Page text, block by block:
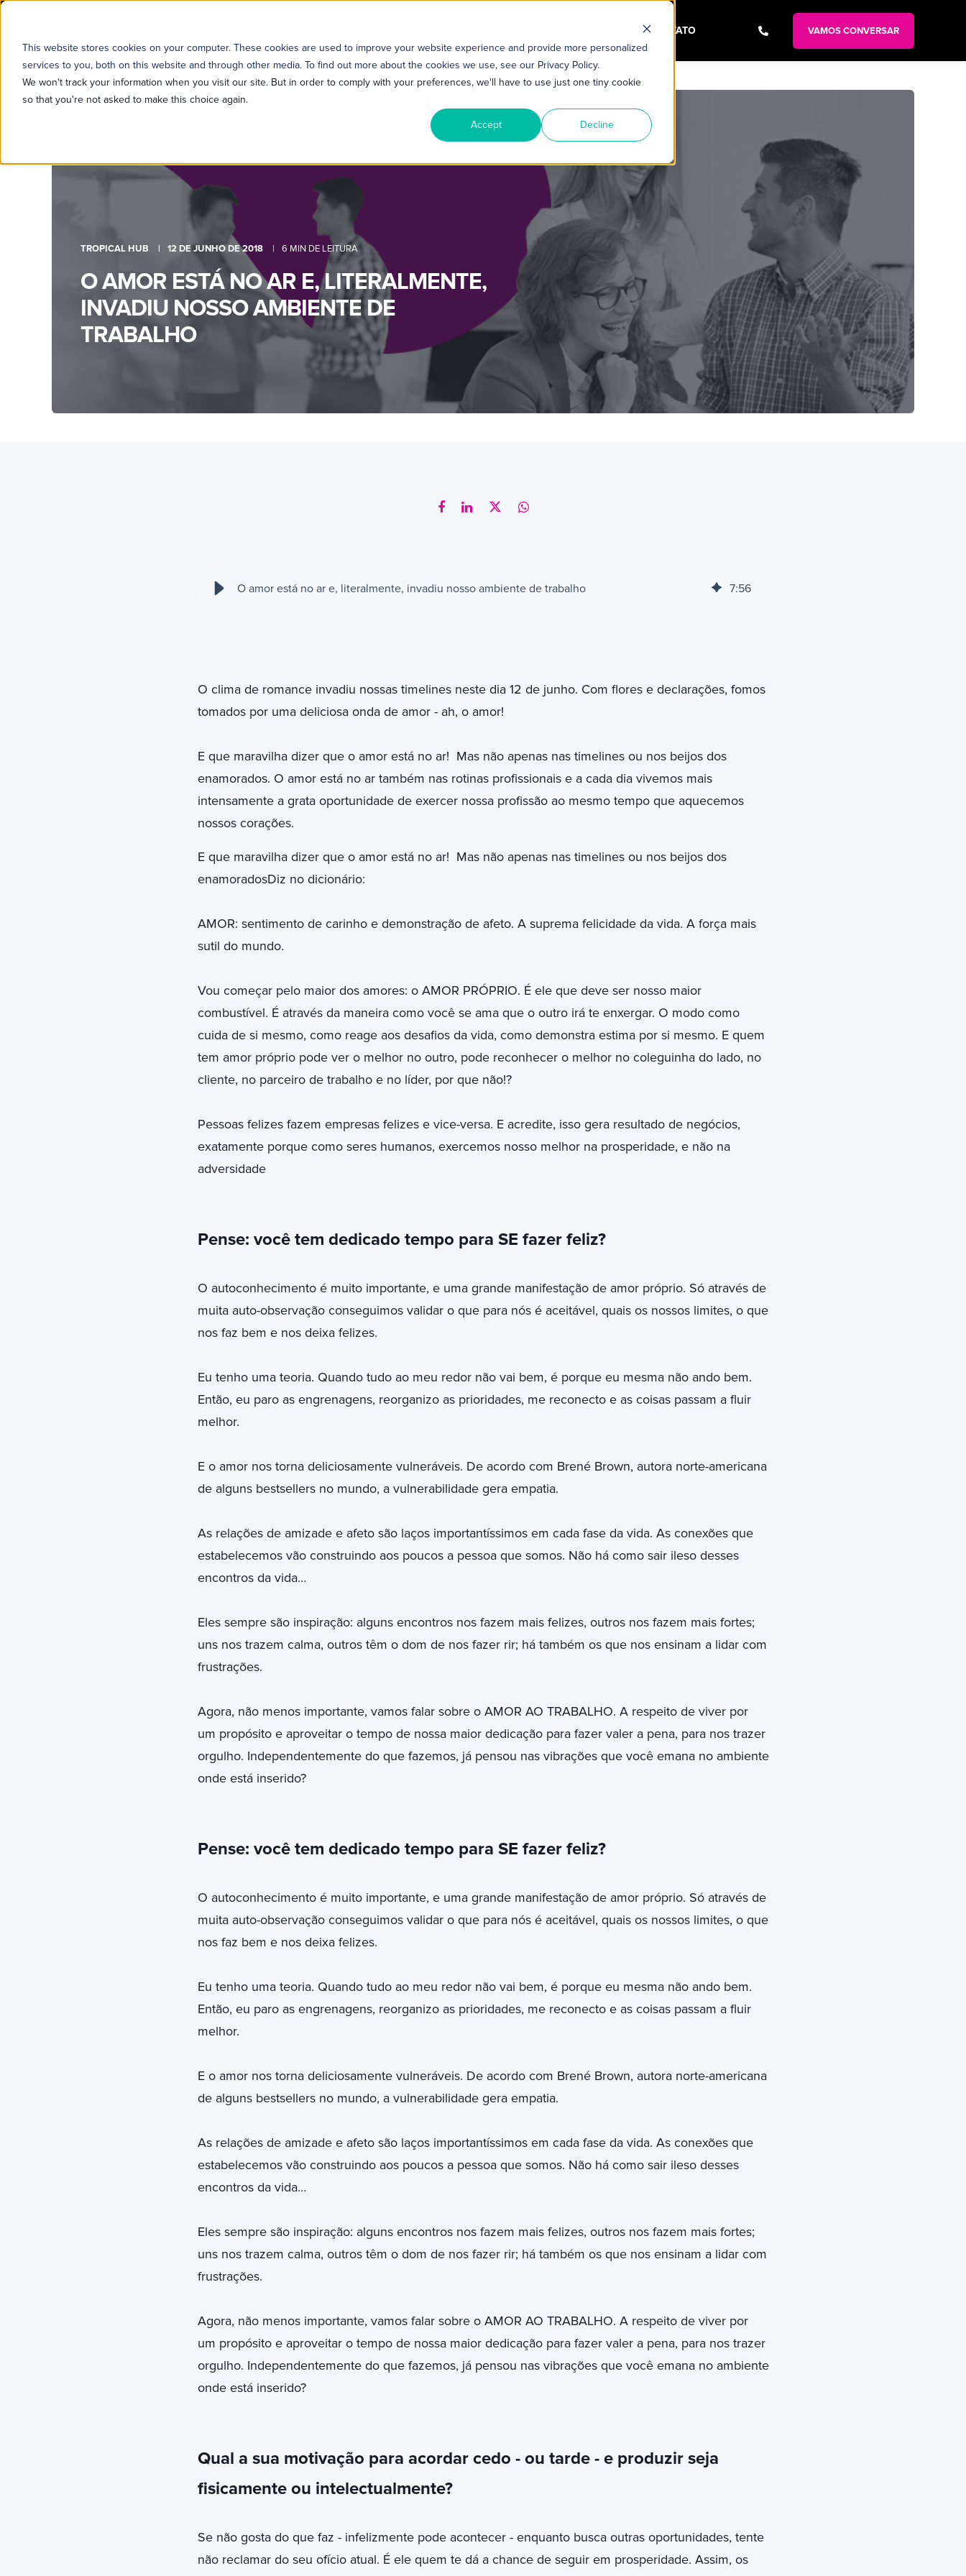
This website stores cookies on your computer. These cookies are used to improve your website experience and provide more personalized
services to you, both on this website and through other media. To find out more about the cookies we use, see our Privacy Policy.
We won't track your information when you visit our site. But in order to comply with your preferences, we'll have to use just one tiny cookie
so that you're not asked to make this choice again.
Accept Decline
CONTATO VAMOS CONVERSAR
TROPICAL HUB 12 DE JUNHO DE 2018 6 MIN DE LEITURA
O AMOR ESTÁ NO AR E, LITERALMENTE,
INVADIU NOSSO AMBIENTE DE
TRABALHO
O amor está no ar e, literalmente, invadiu nosso ambiente de trabalho 7:56
O clima de romance invadiu nossas timelines neste dia 12 de junho. Com flores e declarações, fomos
tomados por uma deliciosa onda de amor - ah, o amor!
E que maravilha dizer que o amor está no ar! Mas não apenas nas timelines ou nos beijos dos
enamorados. O amor está no ar também nas rotinas profissionais e a cada dia vivemos mais
intensamente a grata oportunidade de exercer nossa profissão ao mesmo tempo que aquecemos
nossos corações.
E que maravilha dizer que o amor está no ar! Mas não apenas nas timelines ou nos beijos dos
enamoradosDiz no dicionário:
AMOR: sentimento de carinho e demonstração de afeto. A suprema felicidade da vida. A força mais
sutil do mundo.
Vou começar pelo maior dos amores: o AMOR PRÓPRIO. É ele que deve ser nosso maior
combustível. É através da maneira como você se ama que o outro irá te enxergar. O modo como
cuida de si mesmo, como reage aos desafios da vida, como demonstra estima por si mesmo. E quem
tem amor próprio pode ver o melhor no outro, pode reconhecer o melhor no coleguinha do lado, no
cliente, no parceiro de trabalho e no líder, por que não!?
Pessoas felizes fazem empresas felizes e vice-versa. E acredite, isso gera resultado de negócios,
exatamente porque como seres humanos, exercemos nosso melhor na prosperidade, e não na
adversidade
Pense: você tem dedicado tempo para SE fazer feliz?
O autoconhecimento é muito importante, e uma grande manifestação de amor próprio. Só através de
muita auto-observação conseguimos validar o que para nós é aceitável, quais os nossos limites, o que
nos faz bem e nos deixa felizes.
Eu tenho uma teoria. Quando tudo ao meu redor não vai bem, é porque eu mesma não ando bem.
Então, eu paro as engrenagens, reorganizo as prioridades, me reconecto e as coisas passam a fluir
melhor.
E o amor nos torna deliciosamente vulneráveis. De acordo com Brené Brown, autora norte-americana
de alguns bestsellers no mundo, a vulnerabilidade gera empatia.
As relações de amizade e afeto são laços importantíssimos em cada fase da vida. As conexões que
estabelecemos vão construindo aos poucos a pessoa que somos. Não há como sair ileso desses
encontros da vida…
Eles sempre são inspiração: alguns encontros nos fazem mais felizes, outros nos fazem mais fortes;
uns nos trazem calma, outros têm o dom de nos fazer rir; há também os que nos ensinam a lidar com
frustrações.
Agora, não menos importante, vamos falar sobre o AMOR AO TRABALHO. A respeito de viver por
um propósito e aproveitar o tempo de nossa maior dedicação para fazer valer a pena, para nos trazer
orgulho. Independentemente do que fazemos, já pensou nas vibrações que você emana no ambiente
onde está inserido?
Pense: você tem dedicado tempo para SE fazer feliz?
O autoconhecimento é muito importante, e uma grande manifestação de amor próprio. Só através de
muita auto-observação conseguimos validar o que para nós é aceitável, quais os nossos limites, o que
nos faz bem e nos deixa felizes.
Eu tenho uma teoria. Quando tudo ao meu redor não vai bem, é porque eu mesma não ando bem.
Então, eu paro as engrenagens, reorganizo as prioridades, me reconecto e as coisas passam a fluir
melhor.
E o amor nos torna deliciosamente vulneráveis. De acordo com Brené Brown, autora norte-americana
de alguns bestsellers no mundo, a vulnerabilidade gera empatia.
As relações de amizade e afeto são laços importantíssimos em cada fase da vida. As conexões que
estabelecemos vão construindo aos poucos a pessoa que somos. Não há como sair ileso desses
encontros da vida…
Eles sempre são inspiração: alguns encontros nos fazem mais felizes, outros nos fazem mais fortes;
uns nos trazem calma, outros têm o dom de nos fazer rir; há também os que nos ensinam a lidar com
frustrações.
Agora, não menos importante, vamos falar sobre o AMOR AO TRABALHO. A respeito de viver por
um propósito e aproveitar o tempo de nossa maior dedicação para fazer valer a pena, para nos trazer
orgulho. Independentemente do que fazemos, já pensou nas vibrações que você emana no ambiente
onde está inserido?
Qual a sua motivação para acordar cedo - ou tarde - e produzir seja
fisicamente ou intelectualmente?
Se não gosta do que faz - infelizmente pode acontecer - enquanto busca outras oportunidades, tente
não reclamar do seu ofício atual. É ele quem te dá a chance de seguir em prosperidade. Assim, os